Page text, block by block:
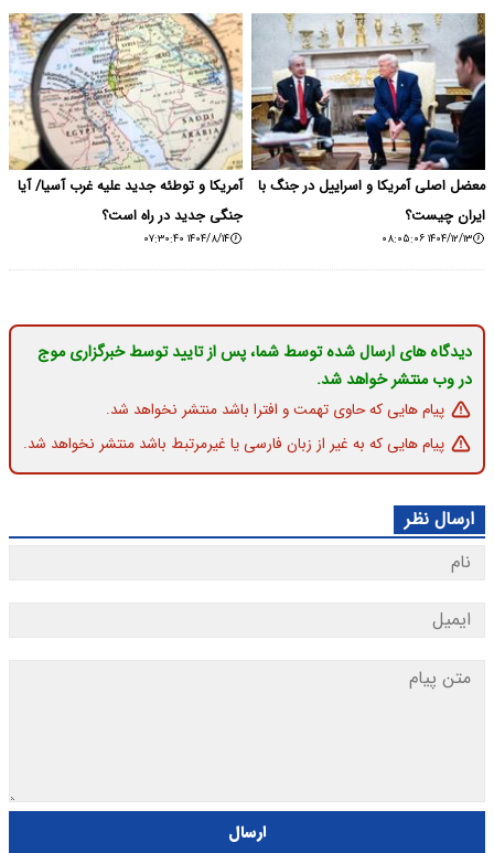
معضل اصلی آمریکا و اسراییل در جنگ با
ایران چیست؟
۱۴۰۴/۱۲/۱۳ ۰۸:۰۵:۰۶
آمریکا و توطئه جدید علیه غرب آسیا/ آیا
جنگی جدید در راه است؟
۱۴۰۴/۸/۱۴ ۰۷:۳۰:۴۰
دیدگاه های ارسال شده توسط شما، پس از تایید توسط خبرگزاری موج
در وب منتشر خواهد شد.
پیام هایی که حاوی تهمت و افترا باشد منتشر نخواهد شد.
پیام هایی که به غیر از زبان فارسی یا غیرمرتبط باشد منتشر نخواهد شد.
ارسال نظر
ارسال